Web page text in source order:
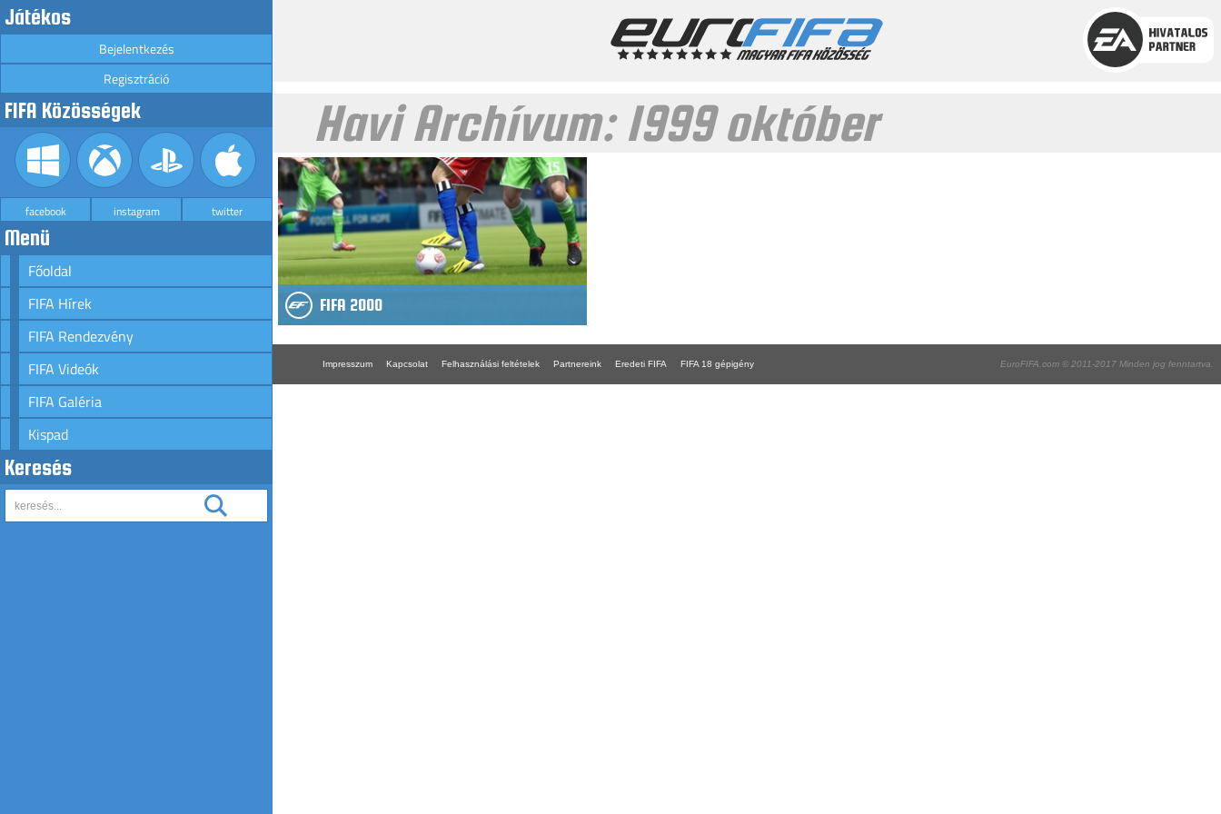
Játékos
Bejelentkezés
Regisztráció
FIFA Közösségek
facebook instagram twitter
Menü
Főoldal
FIFA Hírek
FIFA Rendezvény
FIFA Videók
FIFA Galéria
Kispad
Keresés
Havi Archívum:1999 október
FIFA 2000
EuroFIFA.com © 2011-2017 Minden jog fenntartva.
Impresszum Kapcsolat Felhasználási feltételek Partnereink Eredeti FIFA FIFA 18 gépigény